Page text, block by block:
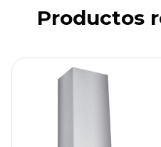
Productos